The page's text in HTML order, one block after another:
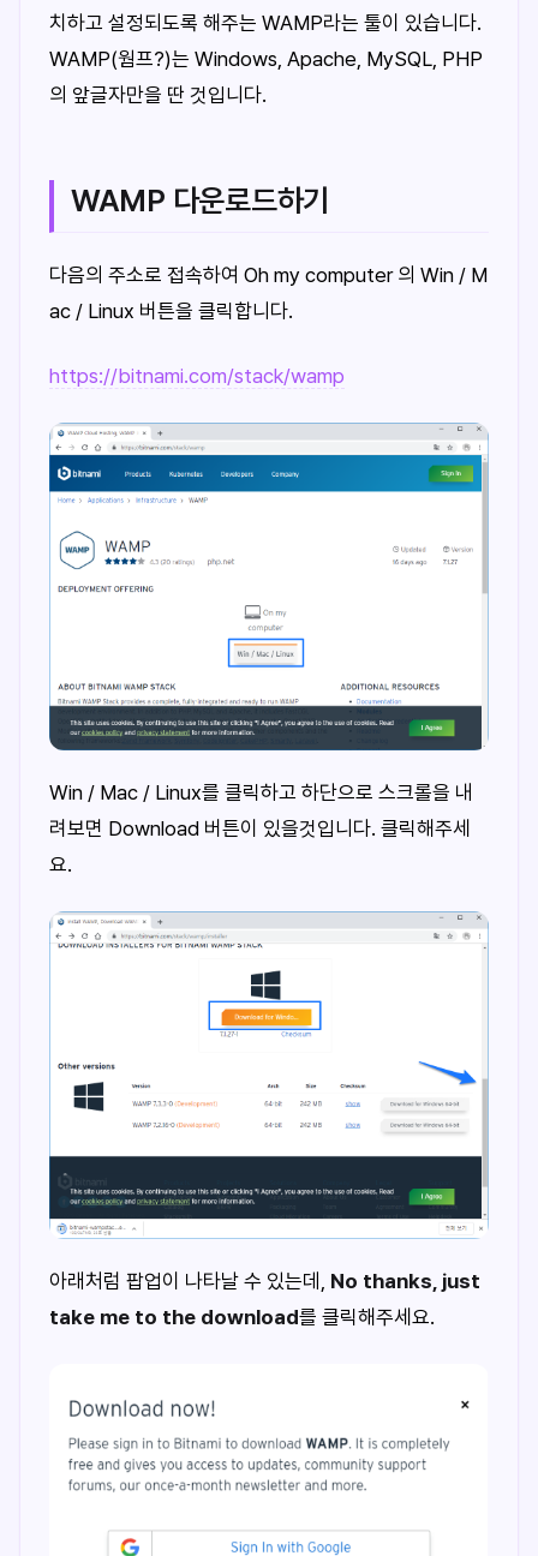
치하고 설정되도록 해주는 WAMP라는 툴이 있습니다.
WAMP(웜프?)는 Windows, Apache, MySQL, PHP
의 앞글자만을 딴 것입니다.
WAMP 다운로드하기
다음의 주소로 접속하여 Oh my computer 의 Win / M
ac / Linux 버튼을 클릭합니다.
https://bitnami.com/stack/wamp
Win / Mac / Linux를 클릭하고 하단으로 스크롤을 내
려보면 Download 버튼이 있을것입니다. 클릭해주세
요.
아래처럼 팝업이 나타날 수 있는데, No thanks, just
take me to the download를 클릭해주세요.